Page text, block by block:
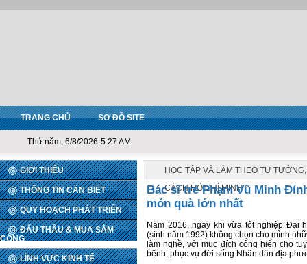
TRANG CHỦ SƠ ĐỒ SITE
Thứ năm, 6/8/2026-5:27 AM
GIỚI THIỆU
THÔNG TIN CẦN BIẾT
QUY HOẠCH PHÁT TRIỂN
ĐẤU THẦU & MUA SẮM
CÔNG
LĨNH VỰC KINH TẾ
HỌC TẬP VÀ LÀM THEO TƯ
CÁCH HỒ CHÍ MINH
Bác sĩ trẻ Phạm Vũ Minh
món quà lớn nhất
Năm 2016, ngay khi vừa tốt nghiệp Đại
(sinh năm 1992) không chọn cho mình
làm nghề, với mục đích cống hiến cho
bệnh, phục vụ đời sống Nhân dân địa